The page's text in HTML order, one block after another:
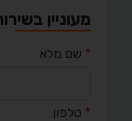
מעוניין
* שם מלא
* טלפון